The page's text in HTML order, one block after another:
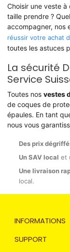
Choisir une veste
taille prendre ?
accompagner, nos
réussir votre achat
toutes les astuces
La sécurité
Service
Toutes nos vestes
de coques de
épaules. En tant
nous vous
Des prix
Un SAV local et
Une livraison
local.
INFORMATIONS
SUPPORT